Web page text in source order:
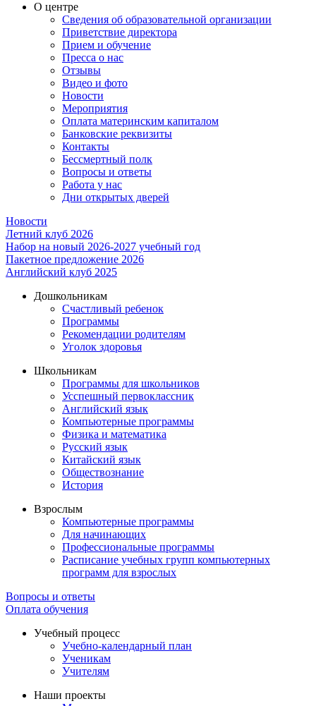
О центре
Сведения об образовательной организации
Приветствие директора
Прием и обучение
Пресса о нас
Отзывы
Видео и фото
Новости
Мероприятия
Оплата материнским капиталом
Банковские реквизиты
Контакты
Бессмертный полк
Вопросы и ответы
Работа у нас
Дни открытых дверей
Новости
Летний клуб 2026
Набор на новый 2026-2027 учебный год
Пакетное предложение 2026
Английский клуб 2025
Дошкольникам
Счастливый ребенок
Программы
Рекомендации родителям
Уголок здоровья
Школьникам
Программы для школьников
Усспешный первоклассник
Английский язык
Компьютерные программы
Физика и математика
Русский язык
Китайский язык
Обществознание
История
Взрослым
Компьютерные программы
Для начинающих
Профессиональные программы
Расписание учебных групп компьютерных
программ для взрослых
Вопросы и ответы
Оплата обучения
Учебный процесс
Учебно-календарный план
Ученикам
Учителям
Наши проекты